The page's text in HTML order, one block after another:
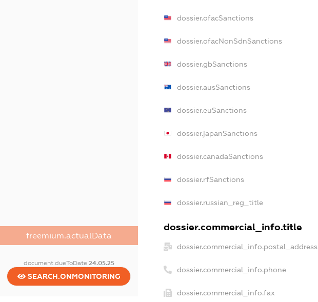
freemium.actualData
document.dueToDate 24.05.25
SEARCH.ONMONITORING
dossier.ofacSanctions
dossier.ofacNonSdnSanctions
dossier.gbSanctions
dossier.ausSanctions
dossier.euSanctions
dossier.japanSanctions
dossier.canadaSanctions
dossier.rfSanctions
dossier.russian_reg_title
dossier.commercial_info.title
dossier.commercial_info.postal_address
dossier.commercial_info.phone
dossier.commercial_info.fax